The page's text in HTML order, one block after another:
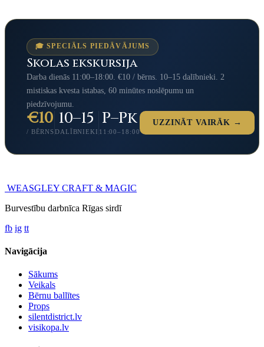
🎓 SPECIĀLS PIEDĀVĀJUMS
Skolas ekskursija
Darba dienās 11:00–18:00. €10 / bērns. 10–15 dalībnieki. 2
mistiskas kvesta istabas, 60 minūtes noslēpumu un
piedzīvojumu.
€10
/ BĒRNS
10–15
DALĪBNIEKI
P–Pk
11:00–18:00
UZZINĀT VAIRĀK →
WEASGLEY CRAFT & MAGIC
Burvestību darbnīca Rīgas sirdī
fb ig tt
Navigācija
Sākums
Veikals
Bērnu ballītes
Props
silentdistrict.lv
visikopa.lv